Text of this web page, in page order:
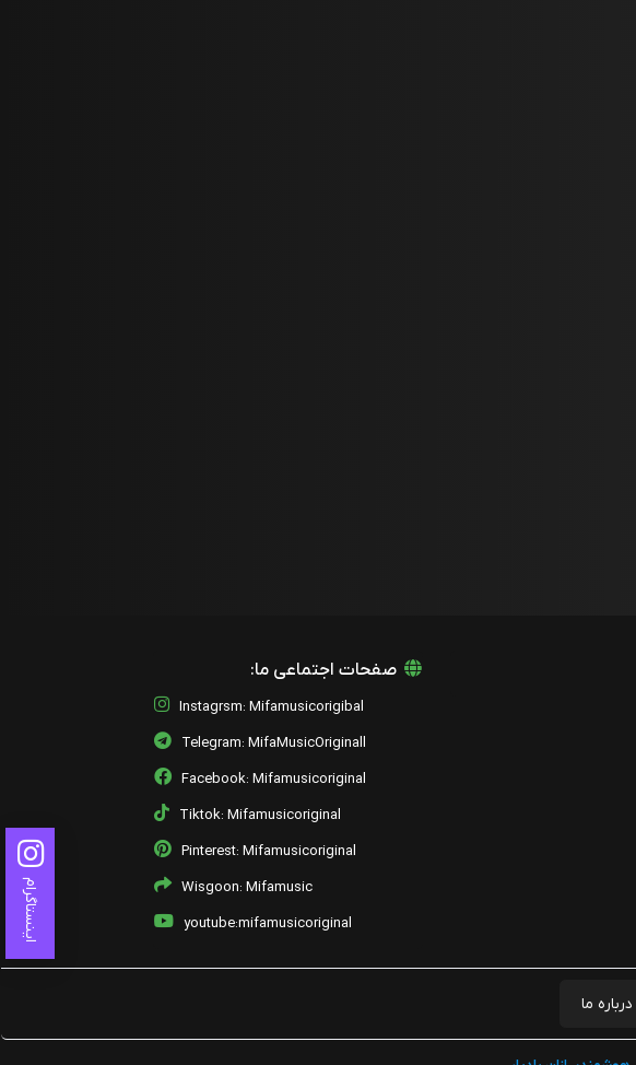
صفحات اجتماعی ما:
Instagrsm: Mifamusicorigibal
Telegram: MifaMusicOriginall
Facebook: Mifamusicoriginal
Tiktok: Mifamusicoriginal
Pinterest: Mifamusicoriginal
Wisgoon: Mifamusic
youtube:mifamusicoriginal
درباره ما
اینستاگرام